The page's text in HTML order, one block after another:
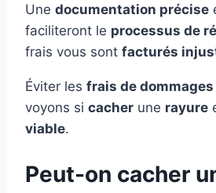
Une documentation précise
faciliteront le processus de
frais vous sont facturés
Éviter les frais de dommages
voyons si cacher une rayure
viable.
Peut-on cacher